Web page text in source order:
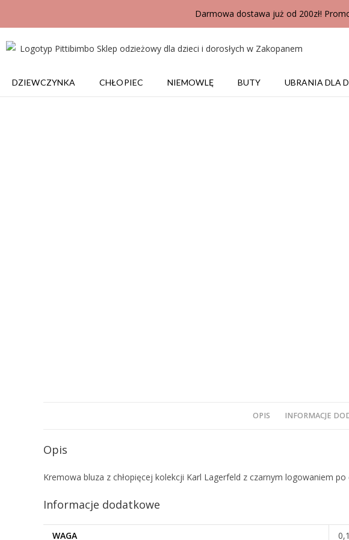
Darmowa dostawa już od 200zł!
DZIEWCZYNKA CHŁOPIEC NIEMOWLĘ BUTY UBRANIA DLA
OPIS INFORMACJE
Opis
Kremowa bluza z chłopięcej kolekcji Karl Lagerfeld z czarnym logowaniem po
Informacje dodatkowe
WAGA